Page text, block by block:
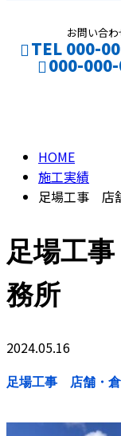
お問い合わ
TEL 000-
000-
HOME
施工実績
足場工事 店
足場工
務所
2024.05.16
足場工事 店舗・